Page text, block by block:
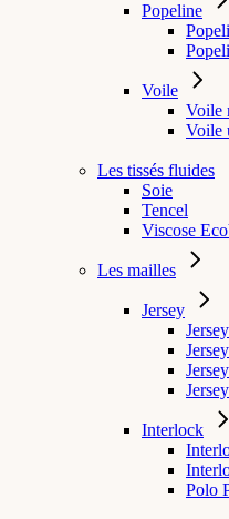
Popeline
Voile
Voile
Voile
Les tissés fluides
Soie
Tencel
Viscose
Les mailles
Jersey
Interlock
Polo